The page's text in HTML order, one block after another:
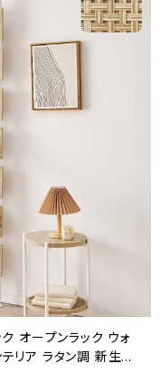
オープンラック ウォ
リア ラタン調 新生活